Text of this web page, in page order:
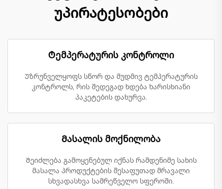
უპირატესობები
Ტემპერატურის კონტროლი
Უზრუნველყოფს სწორ და მუდმივ ტემპერატურის
კონტროლს, რის შედეგად ხდება ხარისხიანი
პაკეტების დახურვა.
Მასალის მოქნილობა
Შეიძლება გამოყენებულ იქნას რამდენიმე სახის
მასალა პროდუქტების შესაფუთად მრავალი
სხვადასხვა სამრეწველო სფეროში.